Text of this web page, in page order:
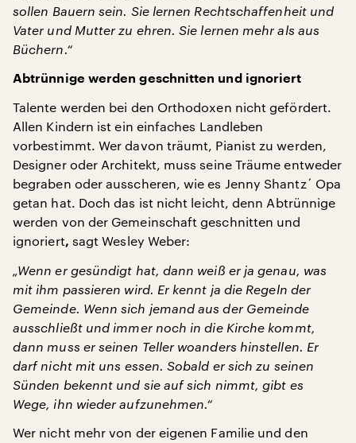
sollen Bauern sein. Sie lernen Rechtschaffenheit und
Vater und Mutter zu ehren. Sie lernen mehr als aus
Büchern.“
Abtrünnige werden geschnitten und ignoriert
Talente werden bei den Orthodoxen nicht gefördert.
Allen Kindern ist ein einfaches Landleben
vorbestimmt. Wer davon träumt, Pianist zu werden,
Designer oder Architekt, muss seine Träume entweder
begraben oder ausscheren, wie es Jenny Shantz´ Opa
getan hat. Doch das ist nicht leicht, denn Abtrünnige
werden von der Gemeinschaft geschnitten und
ignoriert, sagt Wesley Weber:
„Wenn er gesündigt hat, dann weiß er ja genau, was
mit ihm passieren wird. Er kennt ja die Regeln der
Gemeinde. Wenn sich jemand aus der Gemeinde
ausschließt und immer noch in die Kirche kommt,
dann muss er seinen Teller woanders hinstellen. Er
darf nicht mit uns essen. Sobald er sich zu seinen
Sünden bekennt und sie auf sich nimmt, gibt es
Wege, ihn wieder aufzunehmen.“
Wer nicht mehr von der eigenen Familie und den